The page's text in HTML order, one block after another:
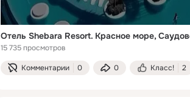
15 735 просмотров
Комментарии 0 0 Класс! 2